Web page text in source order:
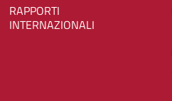
RAPPORTI
INTERNAZIONALI